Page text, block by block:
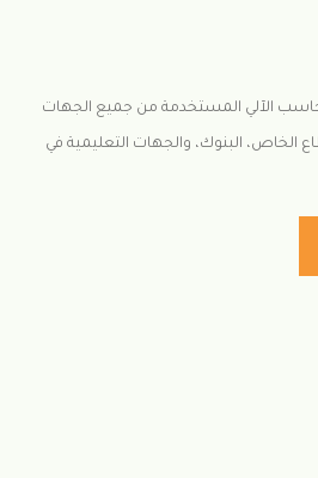
الآلي المستخدمة من جميع الجهات
الخاص، البنوك، والجهات التعليمية في